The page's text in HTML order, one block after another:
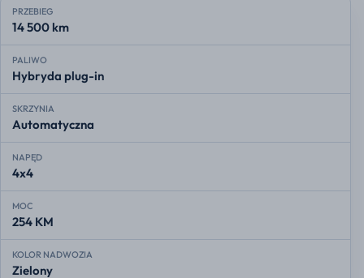
PRZEBIEG
14 500 km
PALIWO
Hybryda plug-in
SKRZYNIA
Automatyczna
NAPĘD
4x4
MOC
254 KM
KOLOR NADWOZIA
Zielony